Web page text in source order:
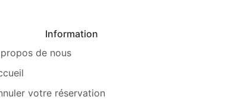
Information
de nous
votre réservation